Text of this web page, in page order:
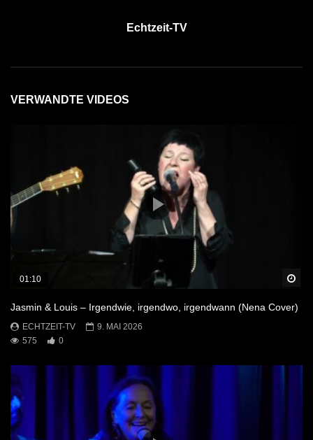
Echtzeit-TV
VERWANDTE VIDEOS
01:10
Jasmin & Louis – Irgendwie, irgendwo, irgendwann (Nena Cover)
ECHTZEIT-TV
9. MAI 2026
575
0